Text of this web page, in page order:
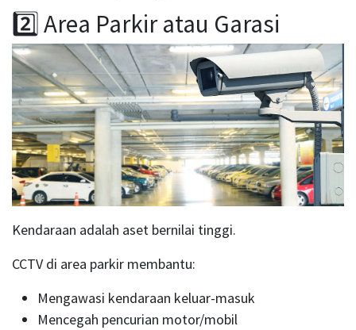
2️⃣ Area Parkir atau Garasi
Kendaraan adalah aset bernilai tinggi.
CCTV di area parkir membantu:
Mengawasi kendaraan keluar-masuk
Mencegah pencurian motor/mobil